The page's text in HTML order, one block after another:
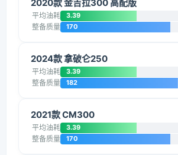
2020款 金吉拉300 高配版
平均油耗 3.39
整备质量 170
2024款 拿破仑250
平均油耗 3.39
整备质量 182
2021款 CM300
平均油耗 3.39
整备质量 170